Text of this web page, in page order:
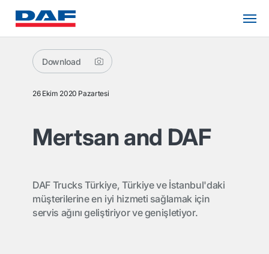
Download
26 Ekim 2020 Pazartesi
Mertsan and DAF
DAF Trucks Türkiye, Türkiye ve İstanbul'daki
müşterilerine en iyi hizmeti sağlamak için
servis ağını geliştiriyor ve genişletiyor.